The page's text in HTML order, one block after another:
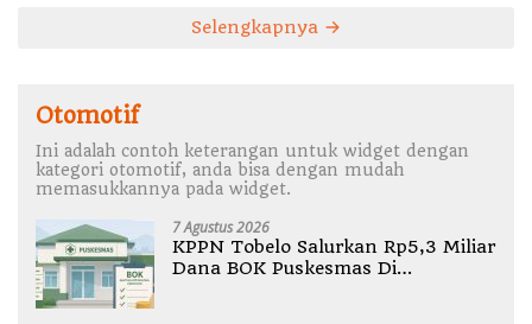
Selengkapnya
Otomotif
Ini adalah contoh keterangan untuk widget dengan
kategori otomotif, anda bisa dengan mudah
memasukkannya pada widget.
7 Agustus 2026
KPPN Tobelo Salurkan Rp5,3 Miliar
Dana BOK Puskesmas Di